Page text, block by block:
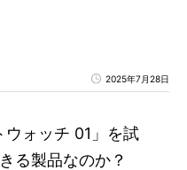
2025年7月28日
ウォッチ 01」を試
る製品なのか？